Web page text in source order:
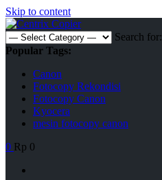
Skip to content
Search for:
Popular Tags:
Canon
Fotocopy Rekondisi
Fotocopy Canon
Kyocera
mesin fotocopy canon
0 Rp 0